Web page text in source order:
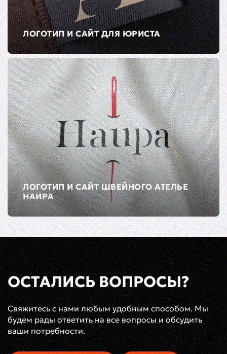
ЛОГОТИП И САЙТ ДЛЯ ЮРИСТА
ЛОГОТИП И САЙТ ШВЕЙНОГО АТЕЛЬЕ
НАИРА
ОСТАЛИСЬ ВОПРОСЫ?
Свяжитесь с нами любым удобным способом. Мы
будем рады ответить на все вопросы и обсудить
ваши потребности.